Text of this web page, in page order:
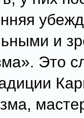
и
Это